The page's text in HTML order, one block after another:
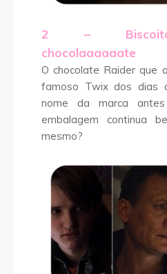
2 –
chocolaaaaaate
O chocolate Raider que
famoso Twix dos dias
nome da marca
embalagem continua
mesmo?